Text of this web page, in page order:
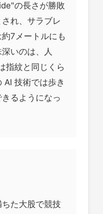
の長さが勝敗
れ、サラブレ
7メートルにも
いのは、人
指紋と同じくら
AI 技術では歩き
るようになっ
た大股で競技